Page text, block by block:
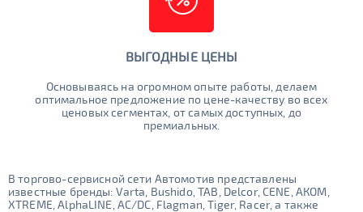
ВЫГОДНЫЕ ЦЕНЫ
Основываясь на огромном опыте работы, делаем
оптимальное предложение по цене-качеству во всех
ценовых сегментах, от самых доступных, до
премиальных.
В торгово-сервисной сети Автомотив представлены
известные бренды: Varta, Bushido, TAB, Delcor, CENE, АКОМ,
XTREME, AlphaLINE, AC/DC, Flagman, Tiger, Racer, а также